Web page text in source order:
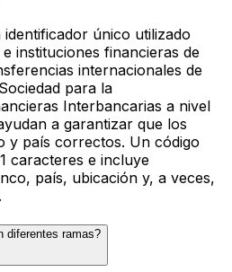
único utilizado
instituciones financieras de
internacionales de
para la
Interbancarias a nivel
a garantizar que los
y país correctos. Un código
caracteres e incluye
país, ubicación y, a veces,
diferentes ramas?